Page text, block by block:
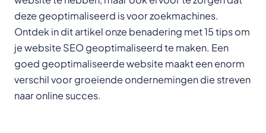
deze geoptimaliseerd is voor zoekmachines.
Ontdek in dit artikel onze benadering met 15 tips om
je website SEO geoptimaliseerd te maken. Een
goed geoptimaliseerde website maakt een enorm
verschil voor groeiende ondernemingen die streven
naar online succes.